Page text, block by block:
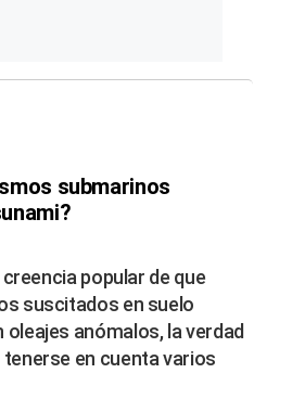
submarinos
popular de que
suscitados en suelo
oleajes anómalos, la verdad
tenerse en cuenta varios